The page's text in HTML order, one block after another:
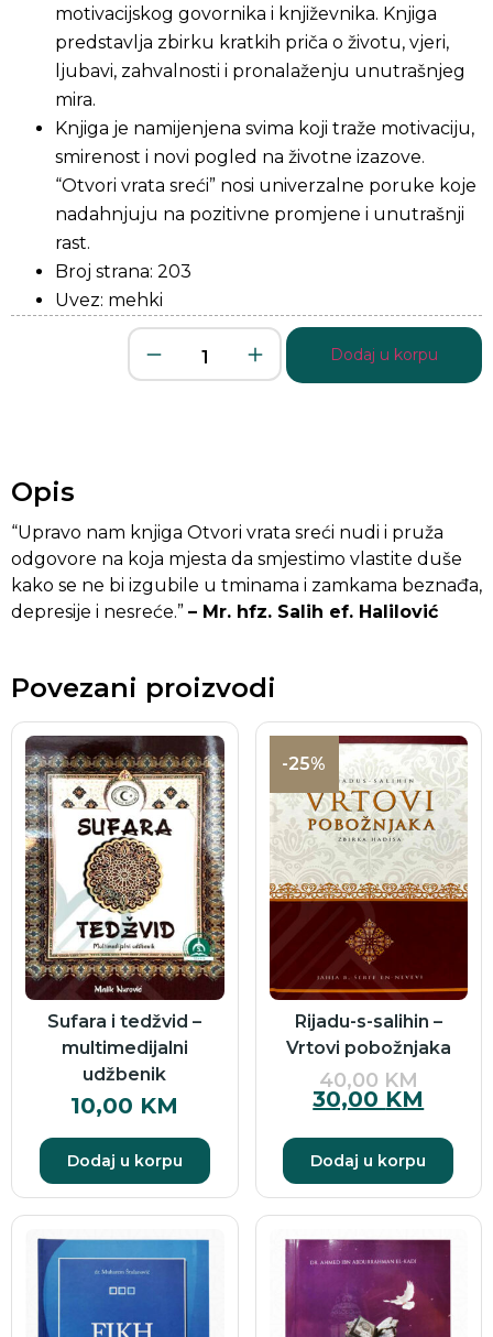
motivacijskog govornika i književnika. Knjiga
predstavlja zbirku kratkih priča o životu, vjeri,
ljubavi, zahvalnosti i pronalaženju unutrašnjeg
mira.
Knjiga je namijenjena svima koji traže motivaciju,
smirenost i novi pogled na životne izazove.
“Otvori vrata sreći” nosi univerzalne poruke koje
nadahnjuju na pozitivne promjene i unutrašnji
rast.
Broj strana: 203
Uvez: mehki
Dodaj u korpu
Opis
“Upravo nam knjiga Otvori vrata sreći nudi i pruža
odgovore na koja mjesta da smjestimo vlastite duše
kako se ne bi izgubile u tminama i zamkama beznađa,
depresije i nesreće.” – Mr. hfz. Salih ef. Halilović
Povezani proizvodi
Sufara i tedžvid –
multimedijalni
udžbenik
10,00 KM
Dodaj u korpu
-25%
Rijadu-s-salihin –
Vrtovi pobožnjaka
40,00 KM
30,00 KM
Dodaj u korpu